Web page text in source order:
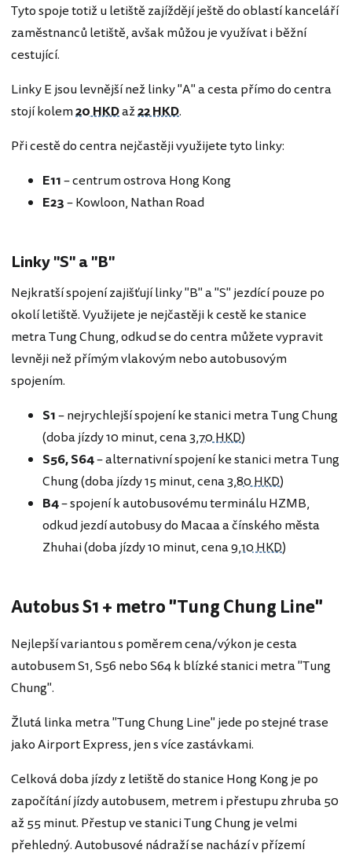
Tyto spoje totiž u letiště zajíždějí ještě do oblastí kanceláří
zaměstnanců letiště, avšak můžou je využívat i běžní
cestující.
Linky E jsou levnější než linky "A" a cesta přímo do centra
stojí kolem20 HKDaž22 HKD.
Při cestě do centra nejčastěji využijete tyto linky:
E11– centrum ostrova Hong Kong
E23– Kowloon, Nathan Road
Linky "S" a "B"
Nejkratší spojení zajišťují linky "B" a "S" jezdící pouze po
okolí letiště. Využijete je nejčastěji k cestě ke stanice
metra Tung Chung, odkud se do centra můžete vypravit
levněji než přímým vlakovým nebo autobusovým
spojením.
S1– nejrychlejší spojení ke stanici metra Tung Chung
(doba jízdy 10 minut, cena3,70 HKD)
S56,S64– alternativní spojení ke stanici metra Tung
Chung (doba jízdy 15 minut, cena3,80 HKD)
B4– spojení k autobusovému terminálu HZMB,
odkud jezdí autobusy do Macaa a čínského města
Zhuhai (doba jízdy 10 minut, cena9,10 HKD)
Autobus S1 + metro "Tung Chung Line"
Nejlepší variantou s poměrem cena/výkon je cesta
autobusem S1, S56 nebo S64 k blízké stanici metra "Tung
Chung".
Žlutá linka metra "Tung Chung Line" jede po stejné trase
jako Airport Express, jen s více zastávkami.
Celková doba jízdy z letiště do stanice Hong Kong je po
započítání jízdy autobusem, metrem i přestupu zhruba 50
až 55 minut. Přestup ve stanici Tung Chung je velmi
přehledný. Autobusové nádraží se nachází v přízemí